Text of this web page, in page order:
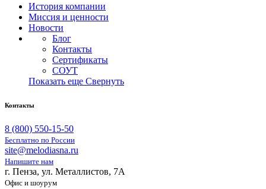
История компании
Миссия и ценности
Новости
Блог
Контакты
Сертификаты
СОУТ
Показать еще Свернуть
Контакты
8 (800) 550-15-50
Бесплатно по России
site@melodiasna.ru
Напишите нам
г. Пенза, ул. Металлистов, 7А
Офис и шоурум